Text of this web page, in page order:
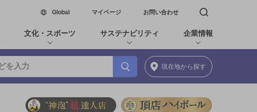
Global新しいウィンドウで開く
マイページ お問い合わせ 検索窓を開く
文化・スポーツ サステナビリティ 企業情報
現在地から探す